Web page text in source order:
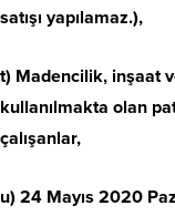
satışı yapılamaz.),
t) Madencilik, inşaat
kullanılmakta olan
çalışanlar,
u) 24 Mayıs 2020